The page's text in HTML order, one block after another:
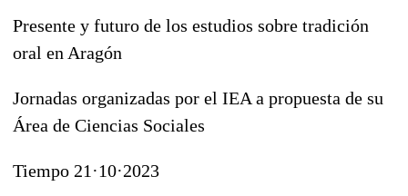
Presente y futuro de los estudios sobre tradición
oral en Aragón
Jornadas organizadas por el IEA a propuesta de su
Área de Ciencias Sociales
Tiempo 21·10·2023